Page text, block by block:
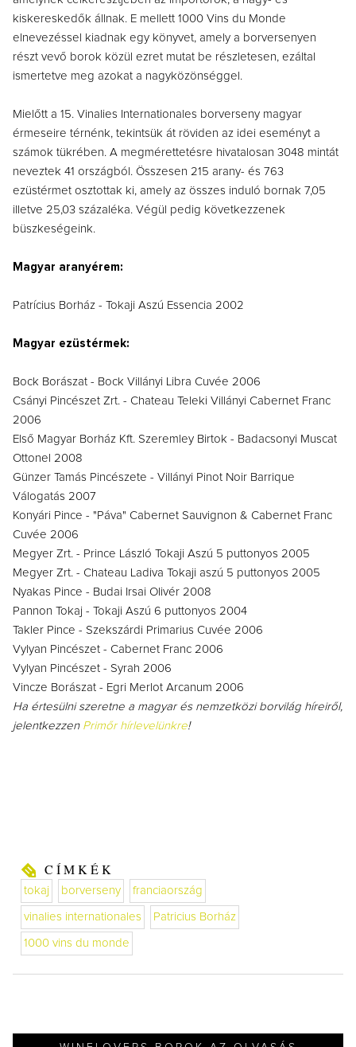
kiskereskedők állnak. E mellett 1000 Vins du Monde
elnevezéssel kiadnak egy könyvet, amely a borversenyen
részt vevő borok közül ezret mutat be részletesen, ezáltal
ismertetve meg azokat a nagyközönséggel.
Mielőtt a 15. Vinalies Internationales borverseny magyar
érmeseire térnénk, tekintsük át röviden az idei eseményt a
számok tükrében. A megmérettetésre hivatalosan 3048 mintát
neveztek 41 országból. Összesen 215 arany- és 763
ezüstérmet osztottak ki, amely az összes induló bornak 7,05
illetve 25,03 százaléka. Végül pedig következzenek
büszkeségeink.
Magyar aranyérem:
Patrícius Borház - Tokaji Aszú Essencia 2002
Magyar ezüstérmek:
Bock Borászat - Bock Villányi Libra Cuvée 2006
Csányi Pincészet Zrt. - Chateau Teleki Villányi Cabernet Franc
2006
Első Magyar Borház Kft. Szeremley Birtok - Badacsonyi Muscat
Ottonel 2008
Günzer Tamás Pincészete - Villányi Pinot Noir Barrique
Válogatás 2007
Konyári Pince - "Páva" Cabernet Sauvignon & Cabernet Franc
Cuvée 2006
Megyer Zrt. - Prince László Tokaji Aszú 5 puttonyos 2005
Megyer Zrt. - Chateau Ladiva Tokaji aszú 5 puttonyos 2005
Nyakas Pince - Budai Irsai Olivér 2008
Pannon Tokaj - Tokaji Aszú 6 puttonyos 2004
Takler Pince - Szekszárdi Primarius Cuvée 2006
Vylyan Pincészet - Cabernet Franc 2006
Vylyan Pincészet - Syrah 2006
Vincze Borászat - Egri Merlot Arcanum 2006
Ha értesülni szeretne a magyar és nemzetközi borvilág híreiről,
jelentkezzen Primőr hírlevelünkre!
CÍMKÉK
tokaj borverseny franciaország
vinalies internationales Patricius Borház
1000 vins du monde